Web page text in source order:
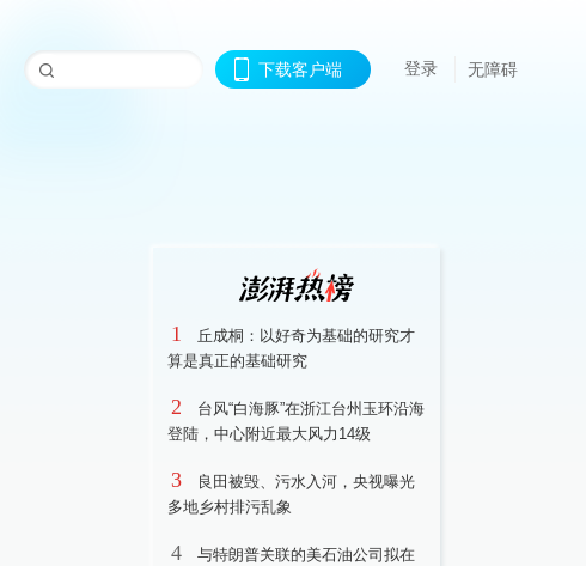
下载客户端 登录 无障碍
1
丘成桐：以好奇为基础的研究才
算是真正的基础研究
2
台风“白海豚”在浙江台州玉环沿海
登陆，中心附近最大风力14级
3
良田被毁、污水入河，央视曝光
多地乡村排污乱象
4
与特朗普关联的美石油公司拟在